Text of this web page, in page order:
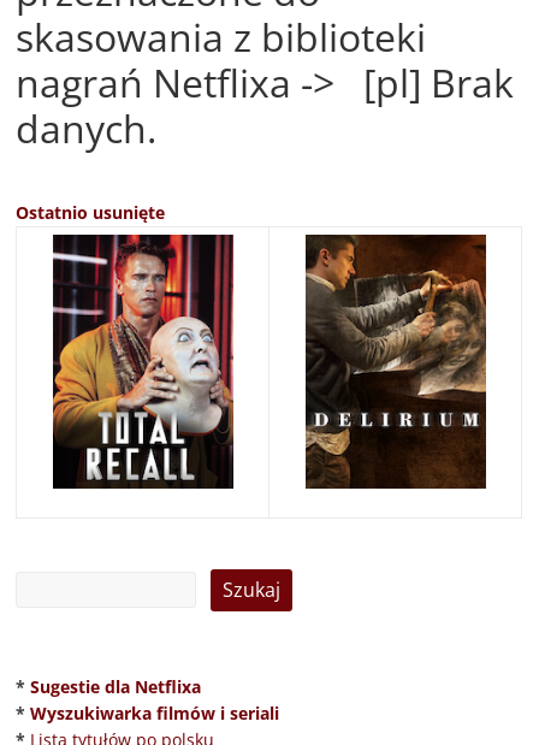
skasowania z biblioteki
nagrań Netflixa -> [pl] Brak
danych.
Ostatnio usunięte
* Sugestie dla Netflixa
* Wyszukiwarka filmów i seriali
* Lista tytułów po polsku